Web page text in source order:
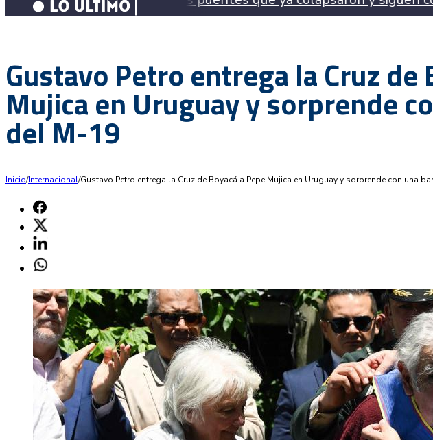
Gustavo Petro entrega la Cruz de
Mujica en Uruguay y sorprende
del M-19
Inicio/Internacional/Gustavo Petro entrega la Cruz de Boyacá a Pepe Mujica en Uruguay y sorprende con una